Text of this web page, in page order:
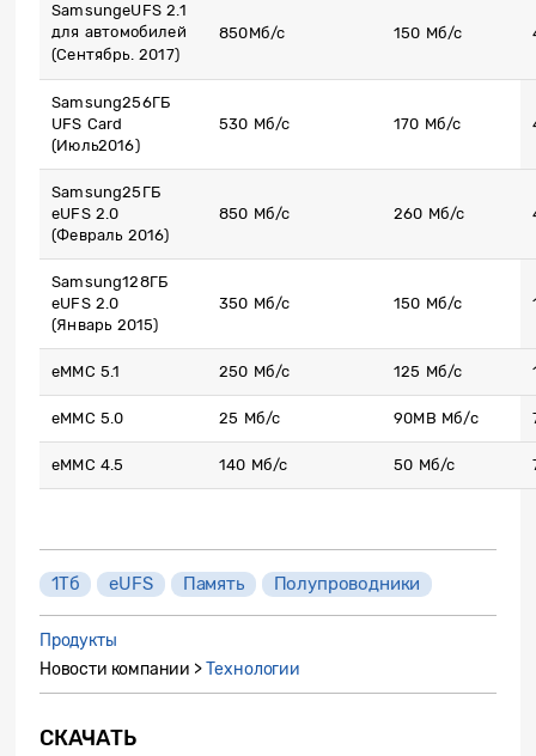
SamsungeUFS 2.1
для автомобилей
(Сентябрь. 2017)
850Mб/с 150 Mб/с
Samsung256ГБ
UFS Card
(Июль2016)
530 Mб/с 170 Mб/с
Samsung25ГБ
eUFS 2.0
(Февраль 2016)
850 Mб/с 260 Mб/с
Samsung128ГБ
eUFS 2.0
(Январь 2015)
350 Mб/с 150 Mб/с
eMMC 5.1 250 Mб/с 125 Mб/с
eMMC 5.0 25 Mб/с 90MB Mб/с
eMMC 4.5 140 Mб/с 50 Mб/с
1Тб eUFS Память Полупроводники
Продукты
Новости компании >Технологии
СКАЧАТЬ